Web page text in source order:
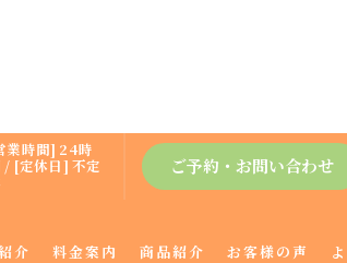
業時間] 24時
/ [定休日] 不定
ご予約・お問い合わせ
介 料金案内 商品紹介 お客様の声